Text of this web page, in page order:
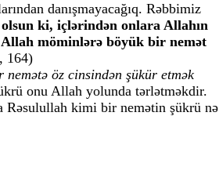
danışmayacağıq. Rəbbimiz
ki, içlərindən onlara Allahın
möminlərə böyük bir nemət
164)
nemətə öz cinsindən şükür etmək
onu Allah yolunda tərlətməkdir.
Rəsulullah kimi bir nemətin şükrü nə